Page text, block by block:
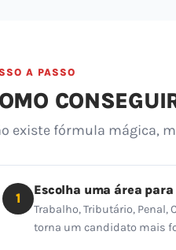
A PASSO
existe fórmula mágica,
1
Escolha uma área
Trabalho, Tributário, Penal,
torna um candidato mais